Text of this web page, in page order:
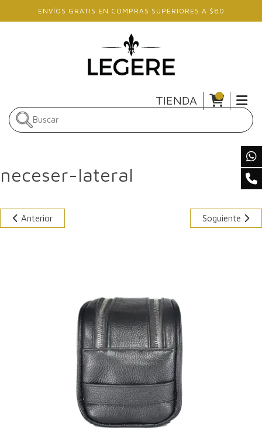
Skip to main content
ENVÍOS GRATIS EN COMPRAS SUPERIORES A $80
TIENDA
neceser-lateral
Anterior Soguiente